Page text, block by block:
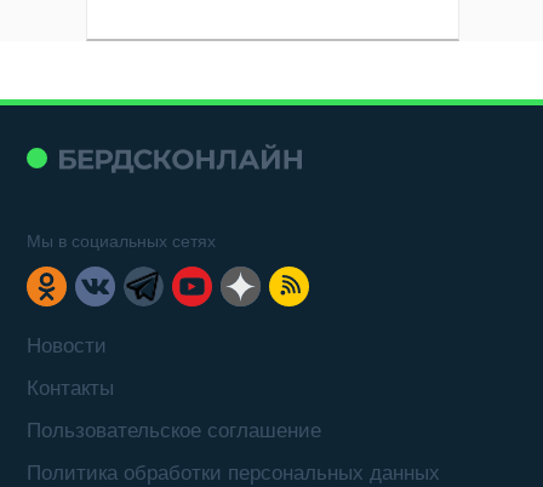
Новости
Контакты
Пользовательское соглашение
Политика обработки персональных данных
Мы в социальных сетях